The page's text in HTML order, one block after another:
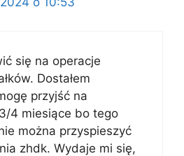
się na operacje
Dostałem
przyjść na
4 miesiące bo tego
można przyspieszyć
zhdk. Wydaje mi się,